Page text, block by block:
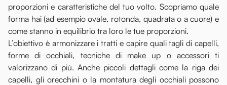
proporzioni e caratteristiche del tuo volto. Scopriamo quale
forma hai (ad esempio ovale, rotonda, quadrata o a cuore) e
come stanno in equilibrio tra loro le tue proporzioni.
L’obiettivo è armonizzare i tratti e capire quali tagli di capelli,
forme di occhiali, tecniche di make up o accessori ti
valorizzano di più. Anche piccoli dettagli come la riga dei
capelli, gli orecchini o la montatura degli occhiali possono